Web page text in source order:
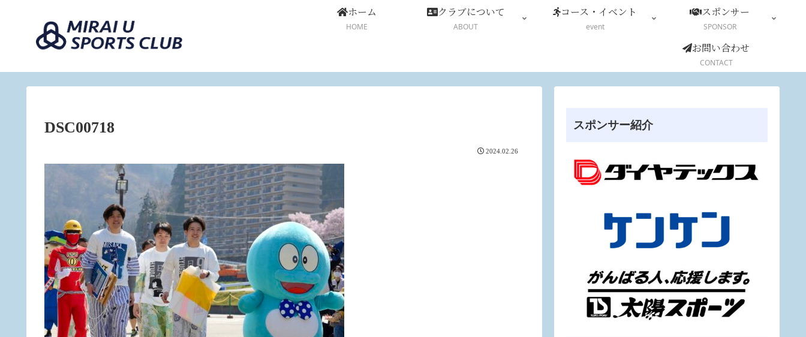
ホーム
HOME
クラブについて
ABOUT
コース・イベント
event
スポンサー
SPONSOR
お問い合わせ
CONTACT
DSC00718
2024.02.26
スポンサー紹介